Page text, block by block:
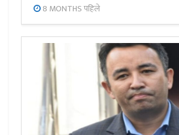
8 MONTHS पहिले